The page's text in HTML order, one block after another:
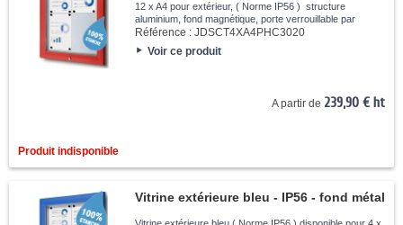
12 x A4 pour extérieur, ( Norme IP56 ) structure
aluminium, fond magnétique, porte verrouillable par
serrure à clé, vitre en verre trempé 4mm.
Référence : JDSCT4XA4PHC3020
Voir ce produit
A partir de 239,90 € ht
Produit indisponible
Vitrine extérieure bleu - IP56 - fond métal